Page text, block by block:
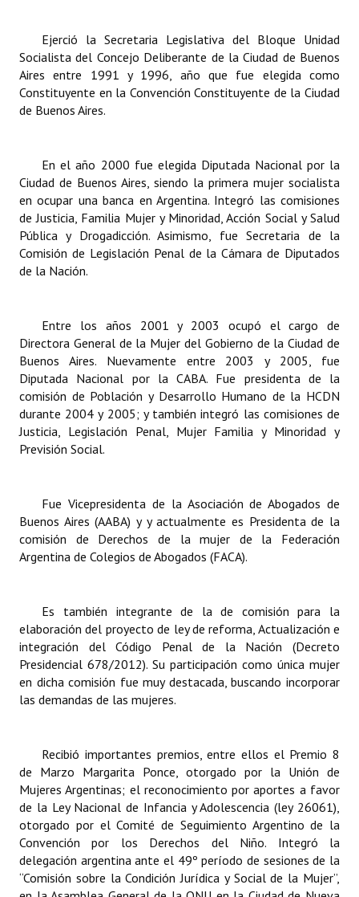
Mujeres que Dejaron Huellas - Registro
Periodistas Decanos - Registro
Banca del Vecino - Registro
Huéspedes de Honor - Registro
Antiguos Pobladores - Registro
Reconocimientos - Registro
Entrega de distinciones
REFORMA DE LA CARTA ORGÁNICA
Ejerció la Secretaria Legislativa del Bloque Unidad
Socialista del Concejo Deliberante de la Ciudad de Buenos
Aires entre 1991 y 1996, año que fue elegida como
Constituyente en la Convención Constituyente de la Ciudad
de Buenos Aires.
En el año 2000 fue elegida Diputada Nacional por la
Ciudad de Buenos Aires, siendo la primera mujer socialista
en ocupar una banca en Argentina. Integró las comisiones
de Justicia, Familia Mujer y Minoridad, Acción Social y Salud
Pública y Drogadicción. Asimismo, fue Secretaria de la
Comisión de Legislación Penal de la Cámara de Diputados
de la Nación.
Entre los años 2001 y 2003 ocupó el cargo de
Directora General de la Mujer del Gobierno de la Ciudad de
Buenos Aires. Nuevamente entre 2003 y 2005, fue
Diputada Nacional por la CABA. Fue presidenta de la
comisión de Población y Desarrollo Humano de la HCDN
durante 2004 y 2005; y también integró las comisiones de
Justicia, Legislación Penal, Mujer Familia y Minoridad y
Previsión Social.
Fue Vicepresidenta de la Asociación de Abogados de
Buenos Aires (AABA) y y actualmente es Presidenta de la
comisión de Derechos de la mujer de la Federación
Argentina de Colegios de Abogados (FACA).
Es también integrante de la de comisión para la
elaboración del proyecto de ley de reforma, Actualización e
integración del Código Penal de la Nación (Decreto
Presidencial 678/2012). Su participación como única mujer
en dicha comisión fue muy destacada, buscando incorporar
las demandas de las mujeres.
Recibió importantes premios, entre ellos el Premio 8
de Marzo Margarita Ponce, otorgado por la Unión de
Mujeres Argentinas; el reconocimiento por aportes a favor
de la Ley Nacional de Infancia y Adolescencia (ley 26061),
otorgado por el Comité de Seguimiento Argentino de la
Convención por los Derechos del Niño. Integró la
delegación argentina ante el 49º período de sesiones de la
“Comisión sobre la Condición Jurídica y Social de la Mujer”,